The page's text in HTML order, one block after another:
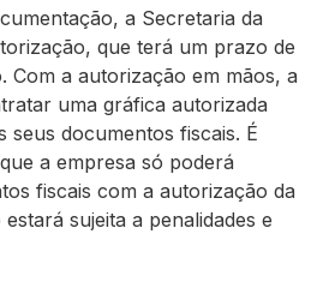
a Secretaria da
que terá um prazo de
Com a autorização em mãos, a
uma gráfica autorizada
seus documentos fiscais. É
a empresa só poderá
fiscais com a autorização da
sujeita a penalidades e